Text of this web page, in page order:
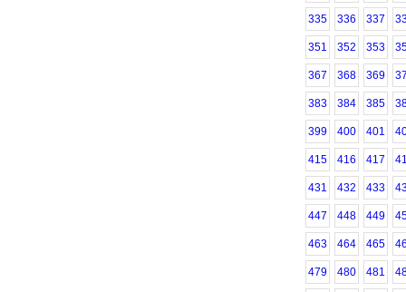
335 336 337
351 352 353
367 368 369
383 384 385
399 400 401
415 416 417
431 432 433
447 448 449
463 464 465
479 480 481